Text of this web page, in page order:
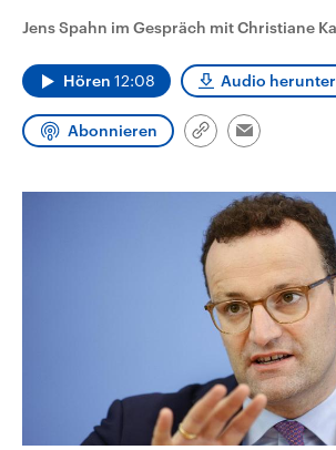
Wahl.
Jens Spahn im Gespräch mit Christiane
Hören 12:08 Audio
Abonnieren
Link
Email